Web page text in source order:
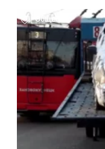
Общество